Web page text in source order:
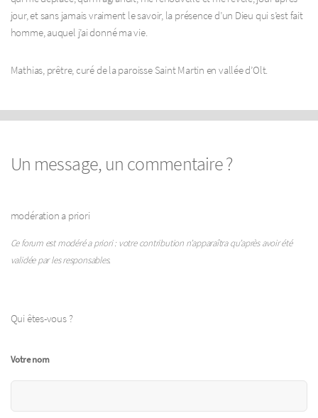
jour, et sans jamais vraiment le savoir, la présence d’un Dieu qui s’est fait
homme, auquel j’ai donné ma vie.
Mathias, prêtre, curé de la paroisse Saint Martin en vallée d’Olt.
Un message, un commentaire ?
modération a priori
Ce forum est modéré a priori : votre contribution n’apparaîtra qu’après avoir été
validée par les responsables.
Qui êtes-vous ?
Votre nom